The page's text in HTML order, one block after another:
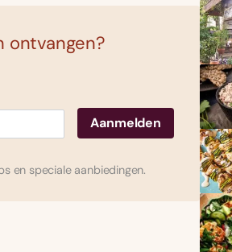
ontvangen?
en speciale aanbiedingen.